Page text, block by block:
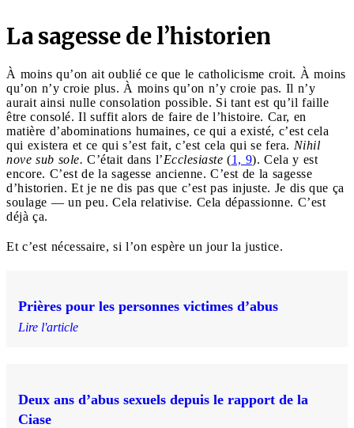
La sagesse de l’historien
À moins qu’on ait oublié ce que le catholicisme croit. À moins
qu’on n’y croie plus. À moins qu’on n’y croie pas. Il n’y
aurait ainsi nulle consolation possible. Si tant est qu’il faille
être consolé. Il suffit alors de faire de l’histoire. Car, en
matière d’abominations humaines, ce qui a existé, c’est cela
qui existera et ce qui s’est fait, c’est cela qui se fera. Nihil
nove sub sole. C’était dans l’Ecclesiaste (1, 9). Cela y est
encore. C’est de la sagesse ancienne. C’est de la sagesse
d’historien. Et je ne dis pas que c’est pas injuste. Je dis que ça
soulage — un peu. Cela relativise. Cela dépassionne. C’est
déjà ça.
Et c’est nécessaire, si l’on espère un jour la justice.
Prières pour les personnes victimes d’abus
Lire l'article
Deux ans d’abus sexuels depuis le rapport de la
Ciase